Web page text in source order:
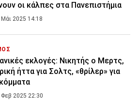
οι κάλπες στα Πανεπιστήμια
Μάι 2025 14:18
εκλογές: Νικητής ο Μερτς,
ήττα για Σολτς, «θρίλερ» για
Φεβ 2025 22:30